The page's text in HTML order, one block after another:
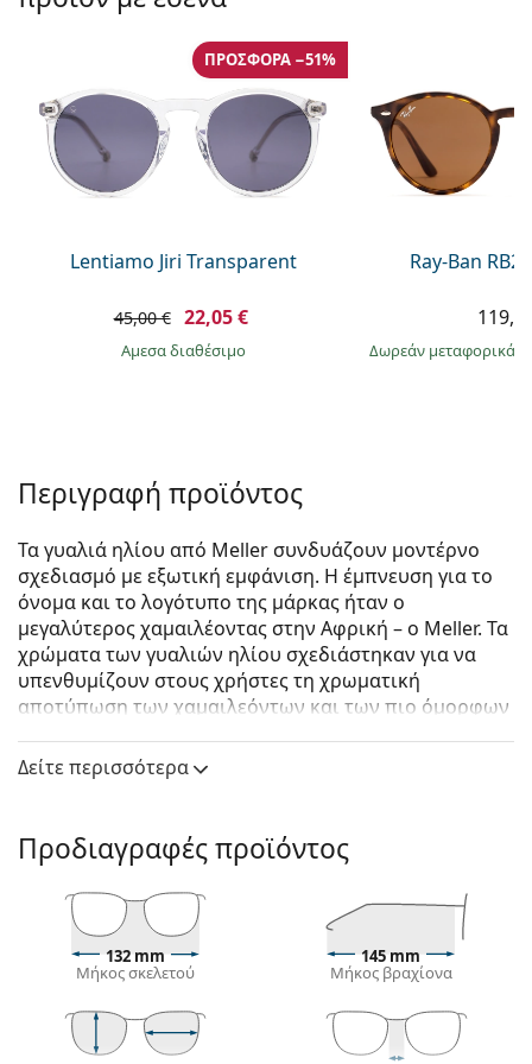
Persol
Όλες οι μάρκες
Lentiamo Jiri Transparent
ΠΡΟΣΦΟΡΆ −51%
45,00 € 22,05 €
άμεσα διαθέσιμο
Ray-Ban
Δωρεάν μεταφορικά
Περιγραφή προϊόντος
Τα γυαλιά ηλίου από Meller συνδυάζουν μοντέρνο
σχεδιασμό με εξωτική εμφάνιση. Η έμπνευση για το
όνομα και το λογότυπο της μάρκας ήταν ο
μεγαλύτερος χαμαιλέοντας στην Αφρική – ο Meller. Τα
χρώματα των γυαλιών ηλίου σχεδιάστηκαν για να
υπενθυμίζουν στους χρήστες τη χρωματική
αποτύπωση των χαμαιλεόντων και των πιο όμορφων
δημιουργικότητα και η πρωτοτυπία είναι η κινητήρια
δύναμη αυτής της μάρκας από τη Βαρκελώνη.
ηλίου.
Σκελετός γυαλιών ηλίου
Το ροζ χρώμα του σκελετού ταιριάζει απόλυτα με
έναν δροσερό τόνο δέρματος και ανοιχτά καφέ ή
ανοιχτόχρωμα ξανθά μαλλιά.
Οι στρογγυλοί σκελετοί γυαλιών ηλίου
είναι
ιδανική επιλογή για όσους έχουν τετράγωνο ή
Δείτε περισσότερα
Προδιαγραφές προϊόντος
132 mm
Μήκος σκελετού
145 mm
Μήκος βραχίονα